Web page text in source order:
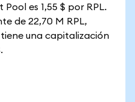
es 1,55 $ por RPL.
de 22,70 M RPL,
una capitalización